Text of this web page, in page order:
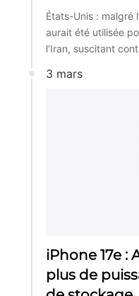
États-Unis : malgré
aurait été utilisée
l’Iran, suscitant
3 mars
iPhone 17e :
plus de